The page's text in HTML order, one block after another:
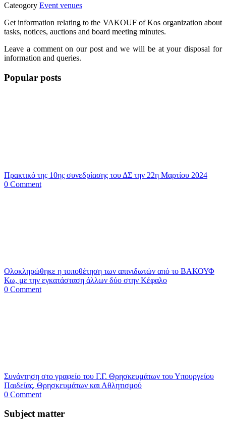
Cateogory Event venues
Get information relating to the VAKOUF of Kos organization about
tasks, notices, auctions and board meeting minutes.
Leave a comment on our post and we will be at your disposal for
information and queries.
Popular posts
Πρακτικό της 10ης συνεδρίασης του ΔΣ την 22η Μαρτίου 2024
0 Comment
Ολοκληρώθηκε η τοποθέτηση των απινιδωτών από το ΒΑΚΟΥΦ
Κω, με την εγκατάσταση άλλων δύο στην Κέφαλο
0 Comment
Συνάντηση στο γραφείο του Γ.Γ. Θρησκευμάτων του Υπουργείου
Παιδείας, Θρησκευμάτων και Αθλητισμού
0 Comment
Subject matter